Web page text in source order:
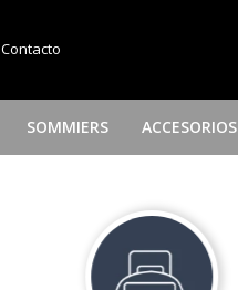
SOMMIERS ACCESORIOS
Contacto